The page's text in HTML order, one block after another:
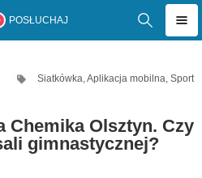
POSŁUCHAJ
Siatkówka,Aplikacja mobilna, Sport
Chemika Olsztyn. Czy
gimnastycznej?